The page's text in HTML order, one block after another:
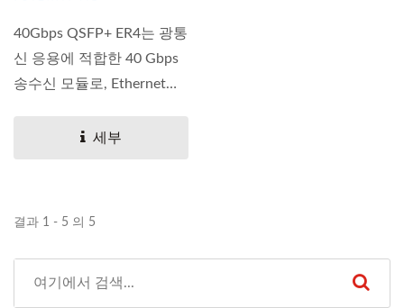
40Gbps QSFP+ ER4는 광통
신 응용에 적합한 40 Gbps
송수신 모듈로, Ethernet
세부
결과 1 - 5 의 5